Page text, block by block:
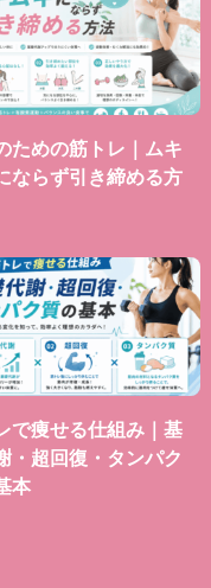
ための筋トレ｜ムキ
ならず引き締める方
で痩せる仕組み｜基
・超回復・タンパク
本